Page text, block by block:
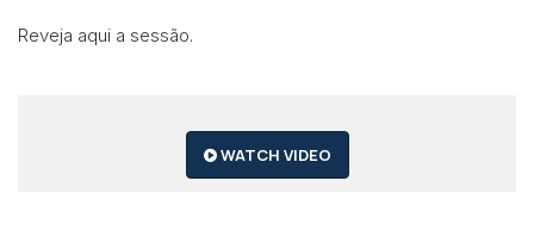
Reveja aqui a sessão.
WATCH VIDEO